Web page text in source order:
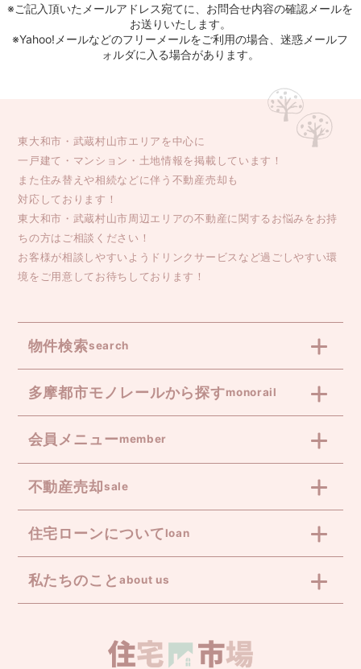
※ご記入頂いたメールアドレス宛てに、お問合せ内容の確認メールを
お送りいたします。
※Yahoo!メールなどのフリーメールをご利用の場合、迷惑メールフ
ォルダに入る場合があります。
東大和市・武蔵村山市エリアを中心に
一戸建て・マンション・土地情報を掲載しています！
また住み替えや相続などに伴う不動産売却も
対応しております！
東大和市・武蔵村山市周辺エリアの不動産に関するお悩みをお持
ちの方はご相談ください！
お客様が相談しやすいようドリンクサービスなど過ごしやすい環
境をご用意してお待ちしております！
物件検索search
多摩都市モノレールから探すmonorail
会員メニューmember
不動産売却sale
住宅ローンについてloan
私たちのこと about us